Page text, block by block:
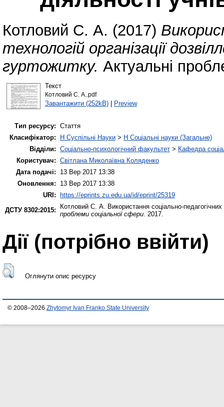
Котловий С. А. (2017)
технологій організації
гуртожитку. Актуальні
Текст
Котловий С. А..pdf
Завантажити (252kB)| Preview
Тип ресурсу: Стаття
Класифікатор:
H Суспільні Науки > H Соціальні науки (Загальне)
Відділи: Соціально-психологічний факультет > Кафедра
Користувач: Світлана Миколаївна Коляденко
Дата подачі:
13 Вер 2017 13:38
Оновлення:
13 Вер 2017 13:38
URI:
https://eprints.zu.edu.ua/id/eprint/25319
ДСТУ 8302:2015:
Котловий С. А. Використання соціально-
проблеми соціальної сфери. 2017.
Дії ​​(потрібно ввійти)
Оглянути опис ресурсу
© 2008–2026 Zhytomyr Ivan Franko State University